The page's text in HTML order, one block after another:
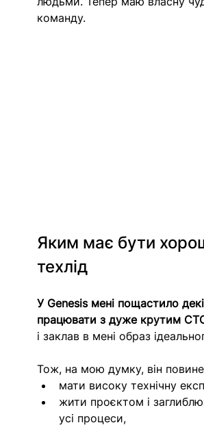
команду.
Яким має бути
техлід
У Genesis мені пощастило
працювати з дуже крутим
і заклав в мені образ
Тож, на мою думку, він
мати високу технічну
жити проєктом і
усі процеси,